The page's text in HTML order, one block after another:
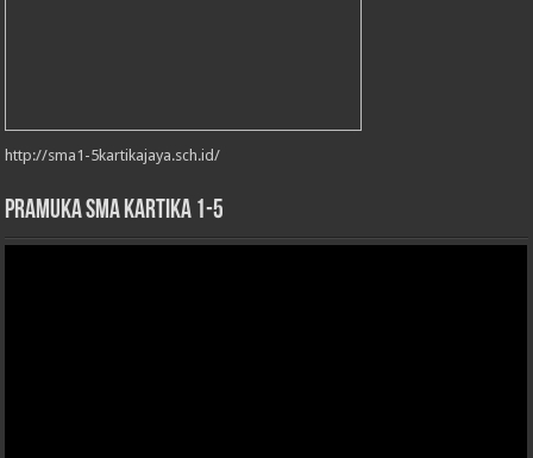
http://sma1-5kartikajaya.sch.id/
Pramuka sma kartika 1-5